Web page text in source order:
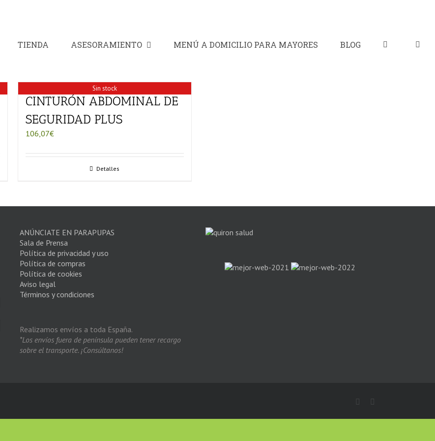
TIENDA ASESORAMIENTO MENÚ A DOMICILIO PARA MAYORES BLOG
Sin stock
CINTURÓN ABDOMINAL DE
SEGURIDAD PLUS
106,07€
Detalles
ANÚNCIATE EN PARAPUPAS
Sala de Prensa
Política de privacidad y uso
Política de compras
Política de cookies
Aviso legal
Términos y condiciones
Realizamos envíos a toda España.
*Los envíos fuera de península pueden tener recargo
sobre el transporte. ¡Consúltanos!
Facebook